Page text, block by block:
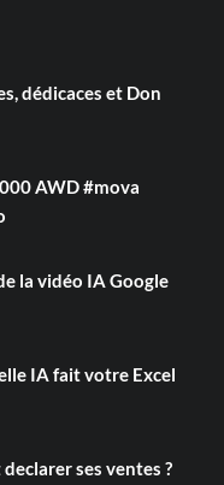
dédicaces et Don
AWD #mova
la vidéo IA Google
IA fait votre Excel
ses ventes ?